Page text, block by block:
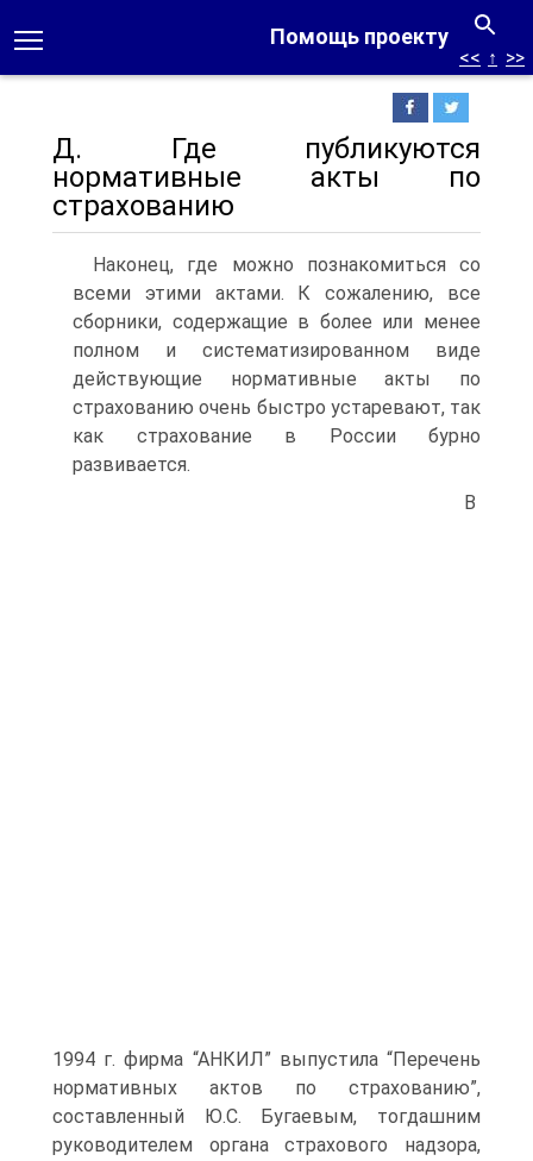
Помощь проекту
<< ↑ >>
Д. Где публикуются
нормативные акты по
страхованию
Наконец, где можно познакомиться со
всеми этими актами. К сожалению, все
сборники, содержащие в более или менее
полном и систематизированном виде
действующие нормативные акты по
страхованию очень быстро устаревают, так
как страхование в России бурно
развивается.
В
1994 г. фирма “АНКИЛ” выпустила “Перечень
нормативных актов по страхованию”,
составленный Ю.С. Бугаевым, тогдашним
руководителем органа страхового надзора,